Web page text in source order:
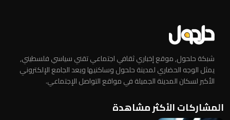
شبكة حلحول, موقع إخباري ثقافي اجتماعي تقني سياسي فلسطيني,
يمثل الوجه الحضاري لمدينة حلحول وساكنيها ويعد الجامع الإلكتروني
الأكبر لسكان المدينة الجميلة في مواقع التواصل الإجتماعي.
المشاركات الأكثر مشاهدة